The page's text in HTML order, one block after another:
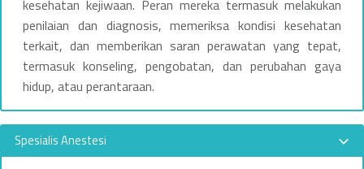
kesehatan kejiwaan. Peran mereka termasuk melakukan
penilaian dan diagnosis, memeriksa kondisi kesehatan
terkait, dan memberikan saran perawatan yang tepat,
termasuk konseling, pengobatan, dan perubahan gaya
hidup, atau perantaraan.
Spesialis Anestesi